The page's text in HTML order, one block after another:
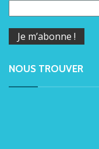
NOUS TROUVER